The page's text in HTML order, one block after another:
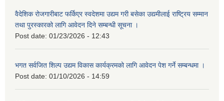
वैदेशिक रोजगारीबाट फर्किएर स्वदेशमा उद्यम गरी बसेका उद्यमीलाई राष्ट्रिय सम्मान
तथा पुरस्कारको लागि आवेदन दिने सम्बन्धी सूचना ।
Post date: 01/23/2026 - 12:43
भगत सर्वजित शिल्प उद्यम विकास कार्यक्रमको लागि आवेदन पेश गर्ने सम्बन्धमा ।
Post date: 01/10/2026 - 14:59